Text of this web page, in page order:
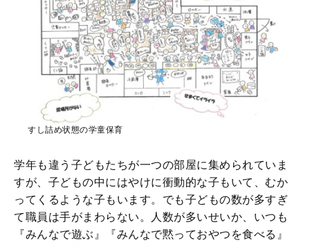
すし詰め状態の学童保育
学年も違う子どもたちが一つの部屋に集められていま
すが、子どもの中にはやけに衝動的な子もいて、むか
ってくるような子もいます。でも子どもの数が多すぎ
て職員は手がまわらない。人数が多いせいか、いつも
『みんなで遊ぶ』『みんなで黙っておやつを食べる』